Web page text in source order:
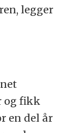
legger
og fikk
en del år